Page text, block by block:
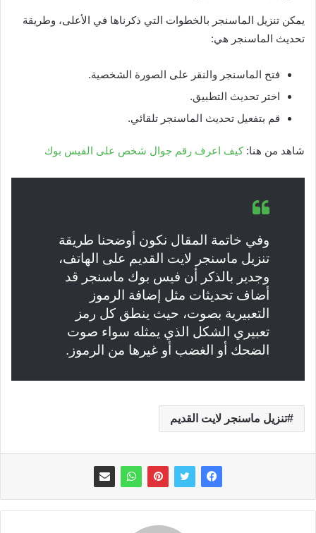
يمكن تنزيل الماسنجر بالخطوات التي ذكرناها في الأعلى، وطريقة
تحديث الماسنجر هي:
فتح الماسنجر والنقر على الصورة الشخصية.
اختر تحديث التطبيق.
قم بتفعيل تحديث الماسنجر تلقائي.
شاهد من هنا:كيف اعرف رقم جوال شخص على الفيس بوك
وفي خاتمة المقال نكون أوضحنا طريقة
تنزيل ماسنجر لايت القديم على الهاتف،
وجدير بالذكر أن فيس بوك ماسنجر قد
أضاف تحديثات مثل إضافة الرموز
التعبيرية بصوت، حيث ينطق كل رمز
تعبيري الشكل الذي يمثله سواء صوت
الضحك أو الغضب أو غيرها من الرموز.
تنزيل ماسنجر لايت القديم